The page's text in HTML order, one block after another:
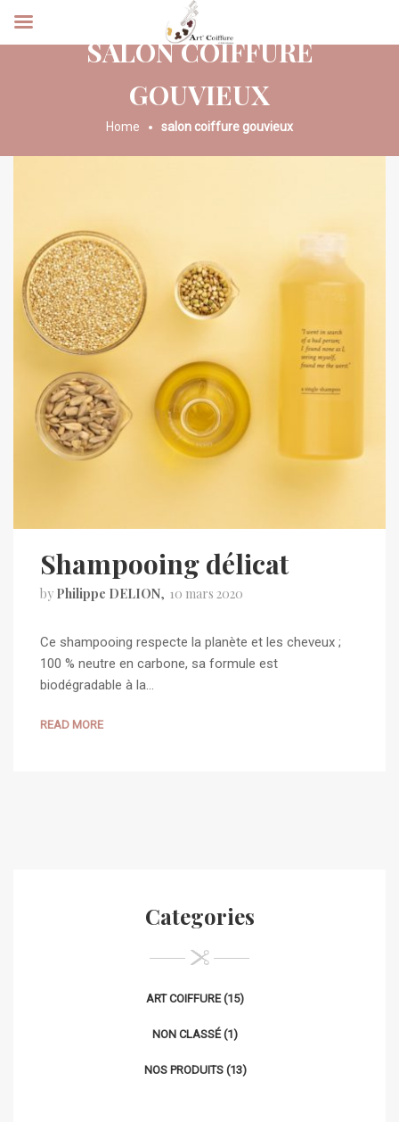
SALON COIFFURE
GOUVIEUX
Home salon coiffure gouvieux
Shampooing délicat
by Philippe DELION 10 mars 2020
Ce shampooing respecte la planète et les cheveux ;
100 % neutre en carbone, sa formule est
biodégradable à la…
READ MORE
Categories
ART COIFFURE(15)
NON CLASSÉ(1)
NOS PRODUITS(13)